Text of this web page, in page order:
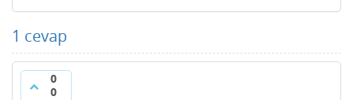
1 cevap
0
0